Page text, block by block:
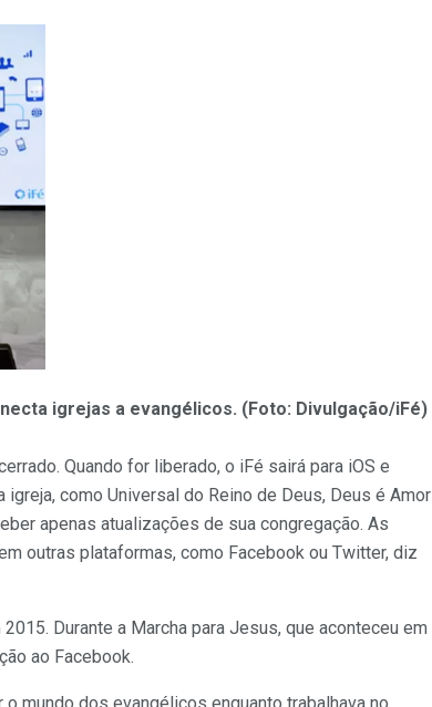
igrejas a evangélicos. (Foto: Divulgação/iFé)
Quando for liberado, o iFé sairá para iOS e
como Universal do Reino de Deus, Deus é Amor
apenas atualizações de sua congregação. As
outras plataformas, como Facebook ou Twitter, diz
Durante a Marcha para Jesus, que aconteceu em
ao Facebook.